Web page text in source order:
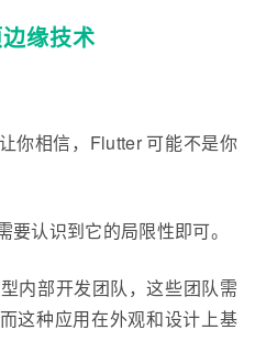
缘技术
你相信，Flutter 可能不是你
认识到它的局限性即可。
内部开发团队，这些团队需
这种应用在外观和设计上基